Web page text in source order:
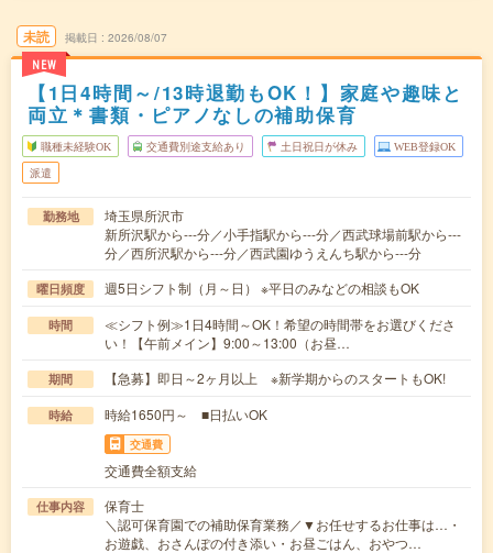
未読
NEW
掲載日 2026/08/07
【1日4時間～/13時退勤もOK！】家庭や趣味と
両立＊書類・ピアノなしの補助保育
職種未経験OK 交通費別途支給あり 土日祝日が休み WEB登録OK
派遣
勤務地
埼玉県所沢市
新所沢駅から---分／小手指駅から---分／西武球場前駅から---
分／西所沢駅から---分／西武園ゆうえんち駅から---分
曜日頻度 週5日シフト制（月～日） ※平日のみなどの相談もOK
時間
≪シフト例≫1日4時間～OK！希望の時間帯をお選びくださ
い！【午前メイン】9:00～13:00（お昼…
期間 【急募】即日～2ヶ月以上 ※新学期からのスタートもOK!
時給 時給1650円～ ■日払いOK
交通費
交通費全額支給
仕事内容
保育士
＼認可保育園での補助保育業務／▼お任せするお仕事は…・
お遊戯、おさんぽの付き添い・お昼ごはん、おやつ…